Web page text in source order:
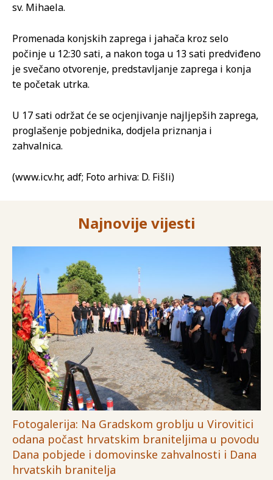
sv. Mihaela.
Promenada konjskih zaprega i jahača kroz selo
počinje u 12:30 sati, a nakon toga u 13 sati predviđeno
je svečano otvorenje, predstavljanje zaprega i konja
te početak utrka.
U 17 sati održat će se ocjenjivanje najljepših zaprega,
proglašenje pobjednika, dodjela priznanja i
zahvalnica.
(www.icv.hr, adf; Foto arhiva: D. Fišli)
Najnovije vijesti
Fotogalerija: Na Gradskom groblju u Virovitici
odana počast hrvatskim braniteljima u povodu
Dana pobjede i domovinske zahvalnosti i Dana
hrvatskih branitelja